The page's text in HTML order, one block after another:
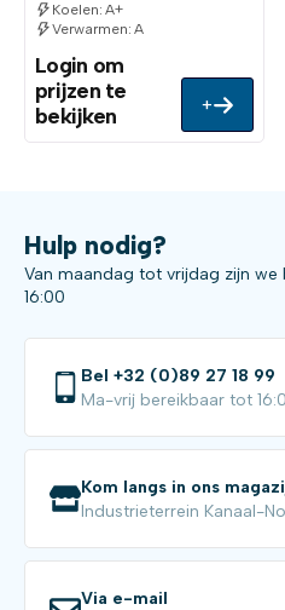
Koelen: A+
Verwarmen: A
Login om
prijzen te
bekijken
+
Hulp nodig?
Van maandag tot vrijdag zijn
16:00
Bel +32 (0)89 27 18 99
Ma-vrij bereikbaar tot
Kom langs in ons
Industrieterrein Kanaal-
Via e-mail